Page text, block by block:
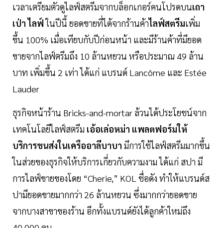
เวลาเตรียมตัวดูไลฟ์สตรีมจากบล็อกเกอร์คนโปรดบนเถา
เป่า ไลฟ์ในปีนี้ ยอดขายที่ได้จากร้านค้าไลฟ์สตรีมเพิ่ม
ขึ้น 100% เมื่อเทียบกับปีก่อนหน้า และมีร้านค้าที่มียอด
ขายจากไลฟ์ตรีมถึง 10 ล้านหยวน หรือประมาณ 49 ล้าน
บาท เพิ่มขึ้น 2 เท่า ได้แก่ แบรนด์ Lancôme และ Estée
Lauder
ธุรกิจหน้าร้าน Bricks-and-mortar ล้วนได้ประโยชน์จาก
เทคโนโลยีไลฟ์สตรีม เอ้อเล่อหม่า แพลตฟอร์มให้
บริการขนส่งในเครืออาลีบาบา มีการใช้ไลฟ์สตรีมมากขึ้น
ในส่วยของธุรกิจให้บริการเกี่ยวกับความงาม ได้แก่ สปา มี
การไลฟ์ขายของโดย “Cherie,” KOL ชื่อดัง ทำให้แบรนด์ส
ปามียอดขายมากกว่า 26 ล้านหยวน ซึ่งมากกว่ายอดขาย
จากบางสาขาของร้าน อีกทั้งแบรนด์ยังได้ลูกค้าใหม่ถึง